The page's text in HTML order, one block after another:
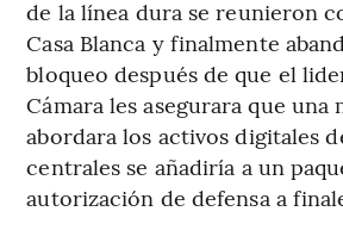
de la línea dura se reunieron
Casa Blanca y finalmente
bloqueo después de que el
Cámara les asegurara que una
abordara los activos digitales
centrales se añadiría a un
autorización de defensa a